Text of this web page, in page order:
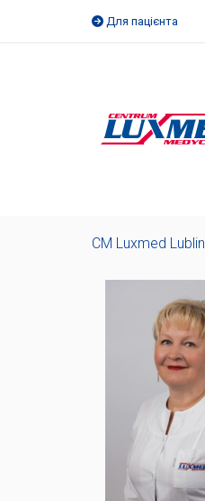
Для пацієнта
CM Luxmed Lublin